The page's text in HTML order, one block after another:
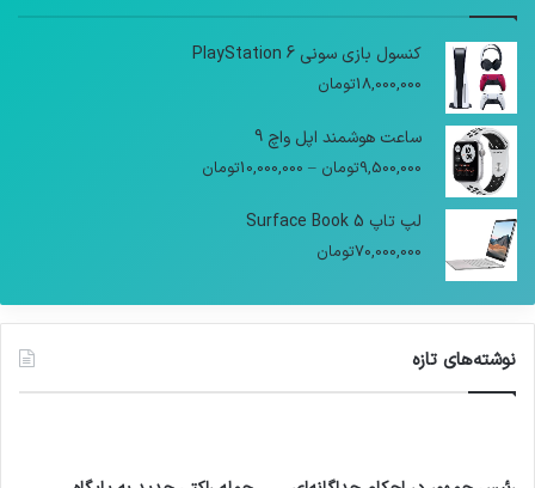
کنسول بازی سونی PlayStation 6
18,000,000تومان
ساعت هوشمند اپل واچ 9
9,500,000تومان –
10,000,000تومان
لپ تاپ Surface Book 5
70,000,000تومان
نوشته‌های تازه